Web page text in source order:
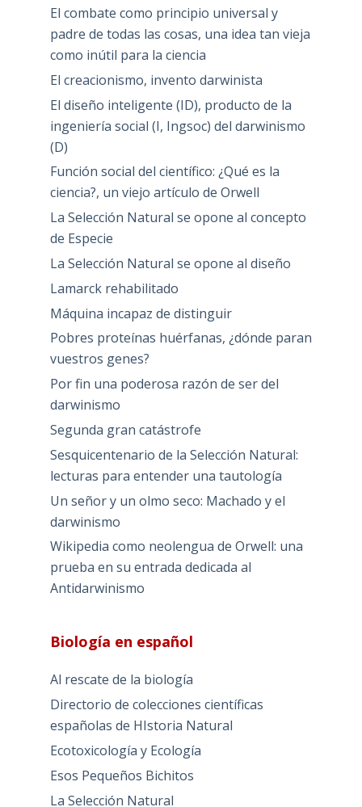
El combate como principio universal y
padre de todas las cosas, una idea tan vieja
como inútil para la ciencia
El creacionismo, invento darwinista
El diseño inteligente (ID), producto de la
ingeniería social (I, Ingsoc) del darwinismo
(D)
Función social del científico: ¿Qué es la
ciencia?, un viejo artículo de Orwell
La Selección Natural se opone al concepto
de Especie
La Selección Natural se opone al diseño
Lamarck rehabilitado
Máquina incapaz de distinguir
Pobres proteínas huérfanas, ¿dónde paran
vuestros genes?
Por fin una poderosa razón de ser del
darwinismo
Segunda gran catástrofe
Sesquicentenario de la Selección Natural:
lecturas para entender una tautología
Un señor y un olmo seco: Machado y el
darwinismo
Wikipedia como neolengua de Orwell: una
prueba en su entrada dedicada al
Antidarwinismo
Biología en español
Al rescate de la biología
Directorio de colecciones científicas
españolas de HIstoria Natural
Ecotoxicología y Ecología
Esos Pequeños Bichitos
La Selección Natural